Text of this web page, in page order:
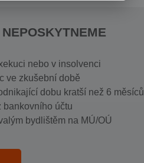
nebo v insolvenci
ve zkušební době
dobu kratší než 6 měsíců
bankovního účtu
bydlištěm na MÚ/OÚ